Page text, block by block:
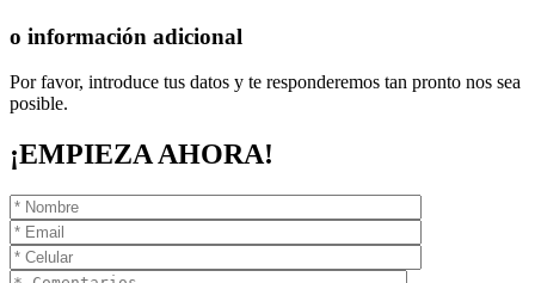
o información adicional
Por favor, introduce tus datos y te responderemos tan pronto nos sea
posible.
¡EMPIEZA AHORA!